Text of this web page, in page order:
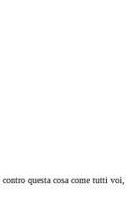
contro questa cosa come tutti voi,